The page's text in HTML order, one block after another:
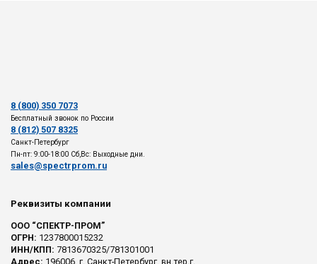
8 (800) 350 7073
Бесплатный звонок по России
8 (812) 507 8325
Санкт-Петербург
Пн-пт: 9:00-18:00 Сб,Вс: Выходные дни.
sales@spectrprom.ru
Реквизиты компании
ООО “СПЕКТР-ПРОМ”
ОГРН: 1237800015232
ИНН/КПП: 7813670325/781301001
Адрес: 196006, г. Санкт-Петербург, вн.тер.г.